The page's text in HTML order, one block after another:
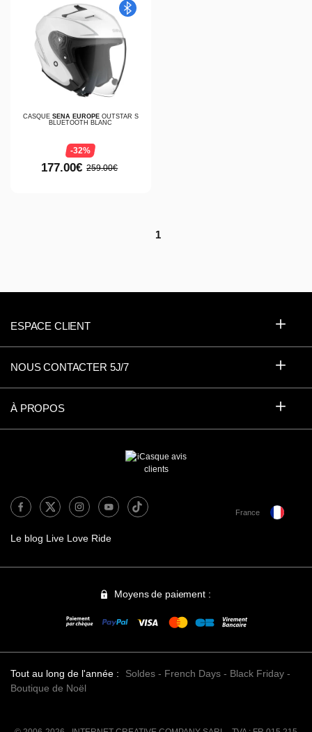
CASQUE SENA EUROPE OUTSTAR S
BLUETOOTH BLANC
-32%
177.00€ 259.00€
1
ESPACE CLIENT
NOUS CONTACTER 5J/7
À PROPOS
Le blog Live Love Ride
France
Moyens de paiement :
Tout au long de l'année : Soldes - French Days - Black Friday -
Boutique de Noël